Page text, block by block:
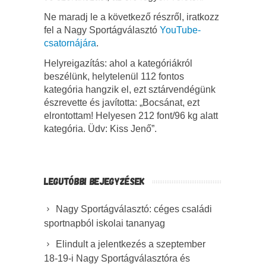
Ne maradj le a következő részről, iratkozz
fel a Nagy Sportágválasztó YouTube-
csatornájára.
Helyreigazítás: ahol a kategóriákról
beszélünk, helytelenül 112 fontos
kategória hangzik el, ezt sztárvendégünk
észrevette és javította: „Bocsánat, ezt
elrontottam! Helyesen 212 font/96 kg alatt
kategória. Üdv: Kiss Jenő”.
LEGUTÓBBI BEJEGYZÉSEK
Nagy Sportágválasztó: céges családi
sportnapból iskolai tananyag
Elindult a jelentkezés a szeptember
18-19-i Nagy Sportágválasztóra és